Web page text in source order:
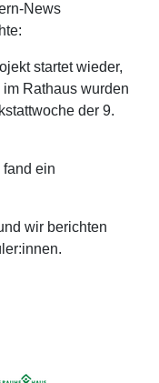
News
startet wieder,
Rathaus wurden
der 9.
ein
wir berichten